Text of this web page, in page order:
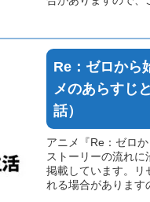
Re：ゼロから
メのあらすじ
話）
アニメ『Re：ゼロ
ストーリーの流れ
掲載しています。リ
れる場合があります